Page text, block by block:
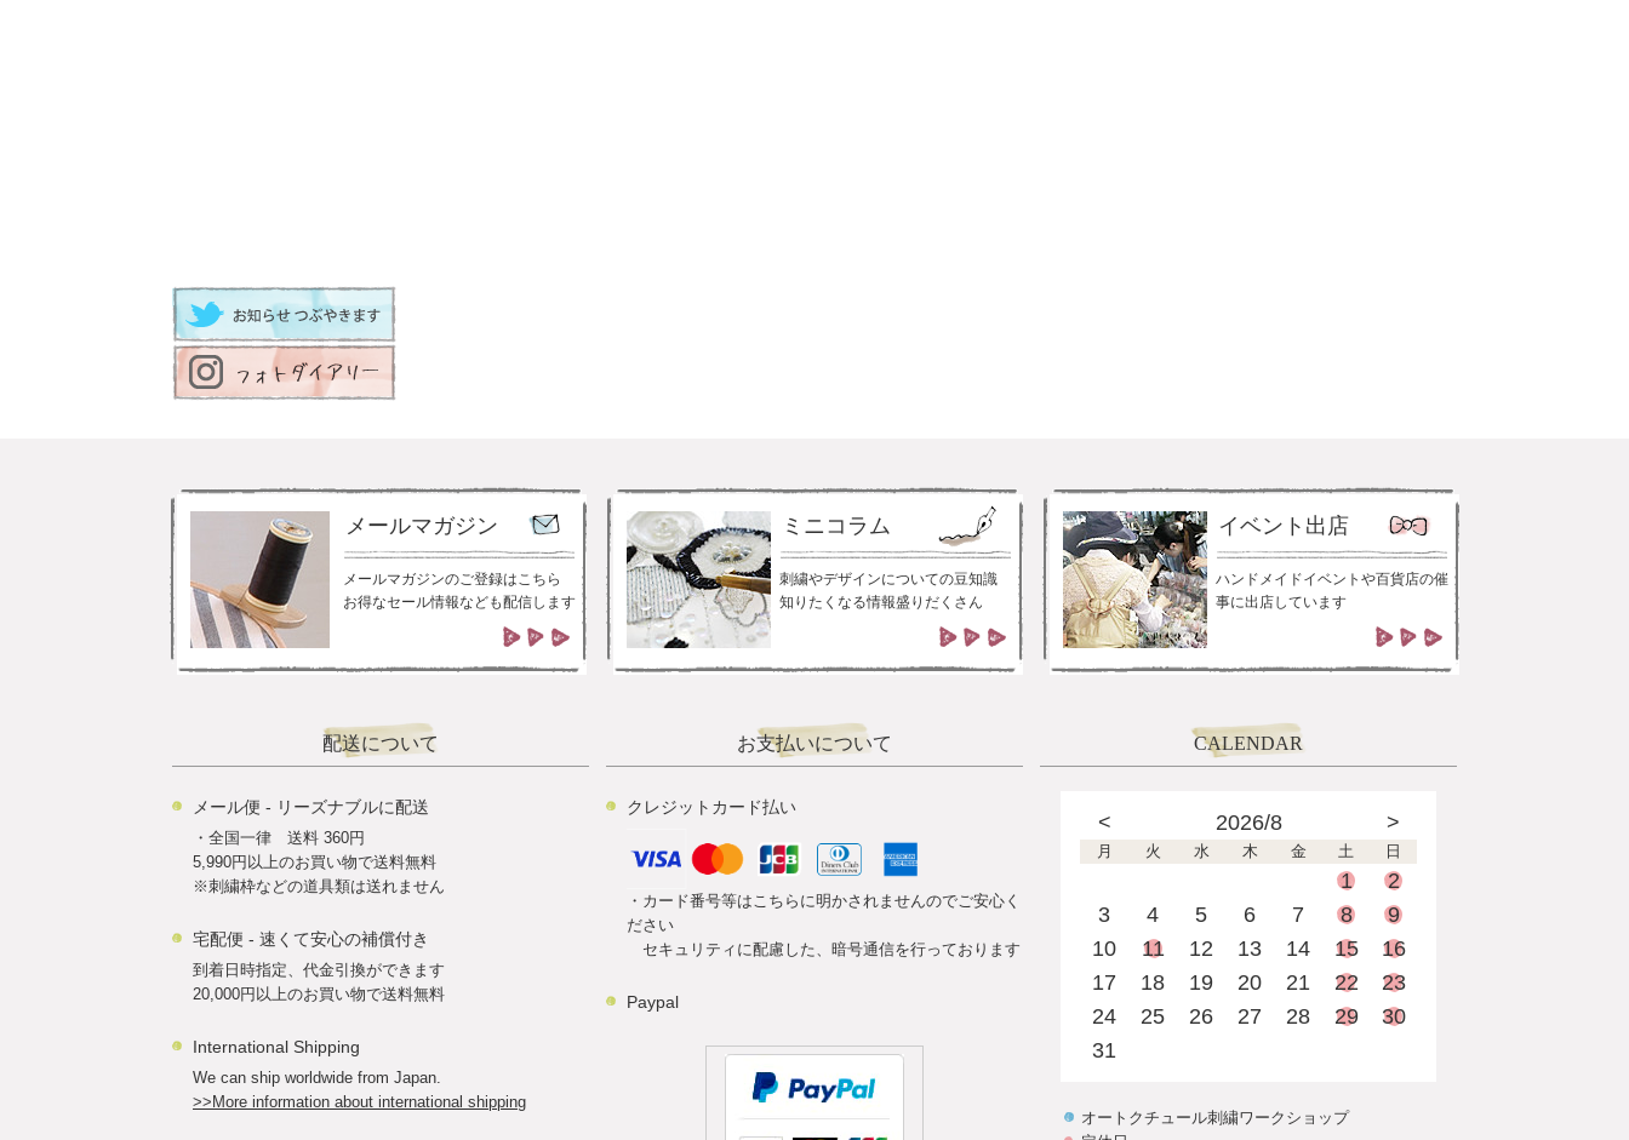
メールマガジン
メールマガジンのご登録はこちら
お得なセール情報なども配信します
ミニコラム
刺繍やデザインについての豆知識
知りたくなる情報盛りだくさん
イベント出店
ハンドメイドイベントや百貨店の催
事に出店しています
配送について
メール便 - リーズナブルに配送
・全国一律 送料 360円
5,990円以上のお買い物で送料無料
※刺繍枠などの道具類は送れません
宅配便 - 速くて安心の補償付き
到着日時指定、代金引換ができます
20,000円以上のお買い物で送料無料
International Shipping
We can ship worldwide from Japan.
>>More information about international shipping
お支払いについて
クレジットカード払い
・カード番号等はこちらに明かされませんのでご安心く
ださい
セキュリティに配慮した、暗号通信を行っております
Paypal
CALENDAR
< 2026/8 >
月 火 水 木 金 土 日
1
2
3
4 5 6 7 8
9
10
11 12 13 14 15
16
17
18 19 20 21 22
23
24
25 26 27 28 29
30
31
オートクチュール刺繍ワークショップ